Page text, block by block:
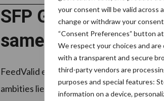
your consent will be valid across
change or withdraw your
“Consent Preferences” button
We respect your choices and
with a transparent and secure
third-party vendors are
purposes and special features:
information on a device,
SFP Group en
samenwerking in
FeedValid en SFP Group gaan een
ambities liegen er niet om. “We willen